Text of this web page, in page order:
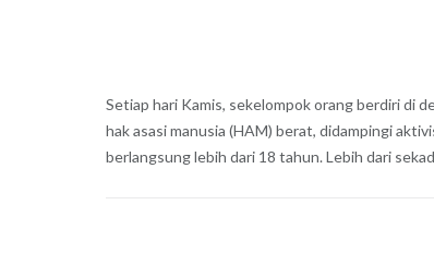
Setiap hari Kamis, sekelompok orang berdiri di
hak asasi manusia (HAM) berat, didampingi
berlangsung lebih dari 18 tahun. Lebih dari